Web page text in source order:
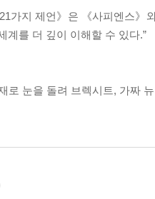
앉히기 위해 국가는 결국 테
전을 동원해 테러를 지원하는
감에 빠지게 된다. 그 결과 국
원을 달성하는 일이 드물지 않
임금을 몇 달러라도 올리고
가지 제언》은 《사피엔스
계를 더 깊이 이해할 수 있다.”
로 눈을 돌려 브렉시트, 가짜